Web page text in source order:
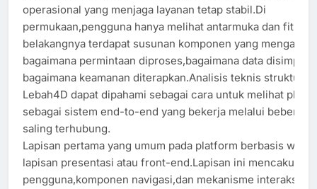
operasional yang menjaga layanan tetap stabil.Di
permukaan,pengguna hanya melihat antarmuka dan
belakangnya terdapat susunan komponen yang mengatur
bagaimana permintaan diproses,bagaimana data
bagaimana keamanan diterapkan.Analisis teknis struktur
Lebah4D dapat dipahami sebagai cara untuk melihat
sebagai sistem end-to-end yang bekerja melalui
saling terhubung.
Lapisan pertama yang umum pada platform berbasis web
lapisan presentasi atau front-end.Lapisan ini mencakup
pengguna,komponen navigasi,dan mekanisme interaksi